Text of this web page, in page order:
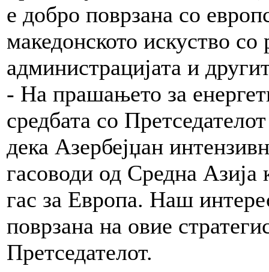
е добро поврзана со
македонското искуство
администрацијата и
- На прашањето за
средбата со
дека Азербејџан
гасоводи од Средна Азија
гас за Европа. Наш
поврзана на овие
Претседателот.